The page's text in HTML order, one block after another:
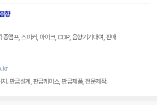
향
앰프, 스피커, 마이크, CDP, 음향기기대여, 판매
. 판금설계, 판금케이스, 판금제품, 전문제작.